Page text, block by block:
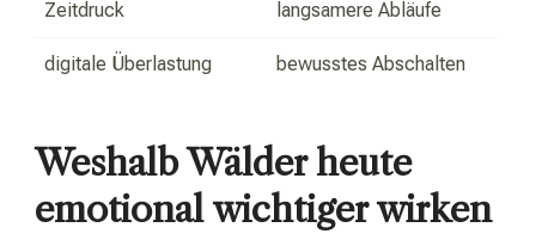
Zeitdruck langsamere Abläufe
digitale Überlastung bewusstes Abschalten
Weshalb Wälder heute
emotional wichtiger wirken